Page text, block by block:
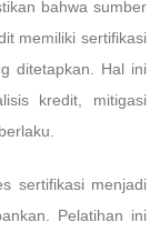
bahwa sumber
memiliki sertifikasi
ditetapkan. Hal ini
kredit, mitigasi
sertifikasi menjadi
Pelatihan ini